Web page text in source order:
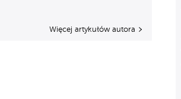
Więcej artykułów autora